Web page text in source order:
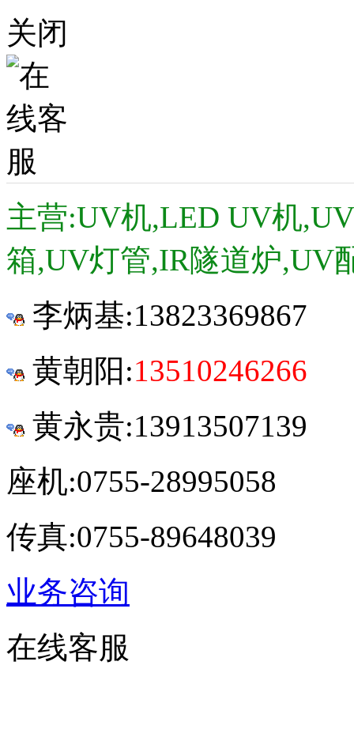
关闭
主营:UV机,LED UV机
箱,UV灯管,IR隧道炉,UV
李炳基:13823369867
黄朝阳:13510246266
黄永贵:13913507139
座机:0755-28995058
传真:0755-89648039
业务咨询
在线客服